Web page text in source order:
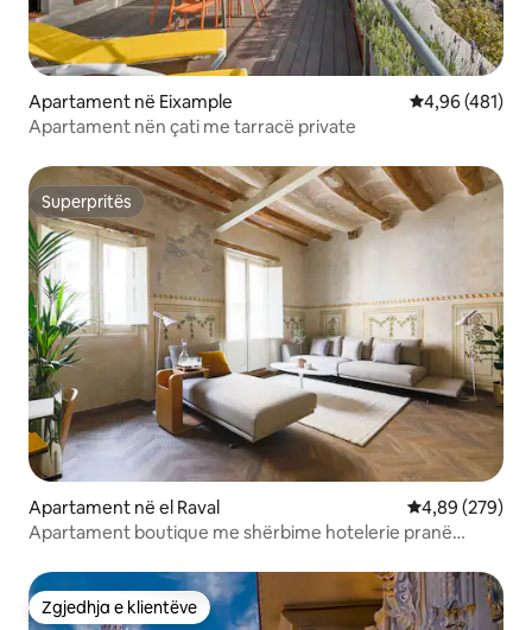
Apartament në Eixample Vlerësimi
4,96 (481)
Apartament nën çati me tarracë private
Superpritës
Superpritës
Apartament në el Raval Vlerësimi
4,89 (279)
Apartament boutique me shërbime hotelerie pranë
Zgjedhja e klientëve
Zgjedhja e klientëve